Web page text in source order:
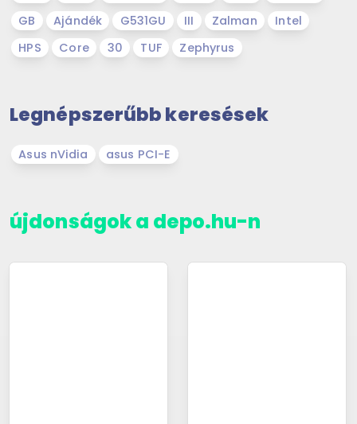
GB
Ajándék G531GU III Zalman
Intel
HPS
Core 30 TUF Zephyrus
Legnépszerűbb keresések
Asus nVidia asus PCI-E
újdonságok a depo.hu-n